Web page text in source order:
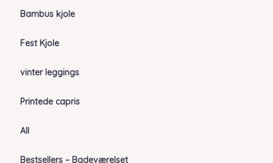
Bambus kjole
Fest Kjole
vinter leggings
Printede capris
All
Bestsellers – Badeværelset